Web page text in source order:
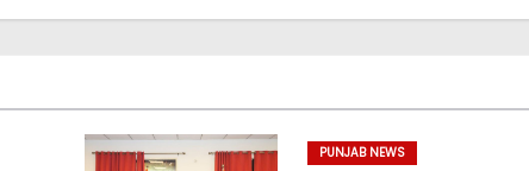
PUNJAB NEWS